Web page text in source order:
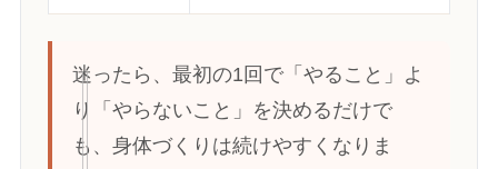
迷ったら、最初の1回で「やること」よ
り「やらないこと」を決めるだけで
も、身体づくりは続けやすくなりま